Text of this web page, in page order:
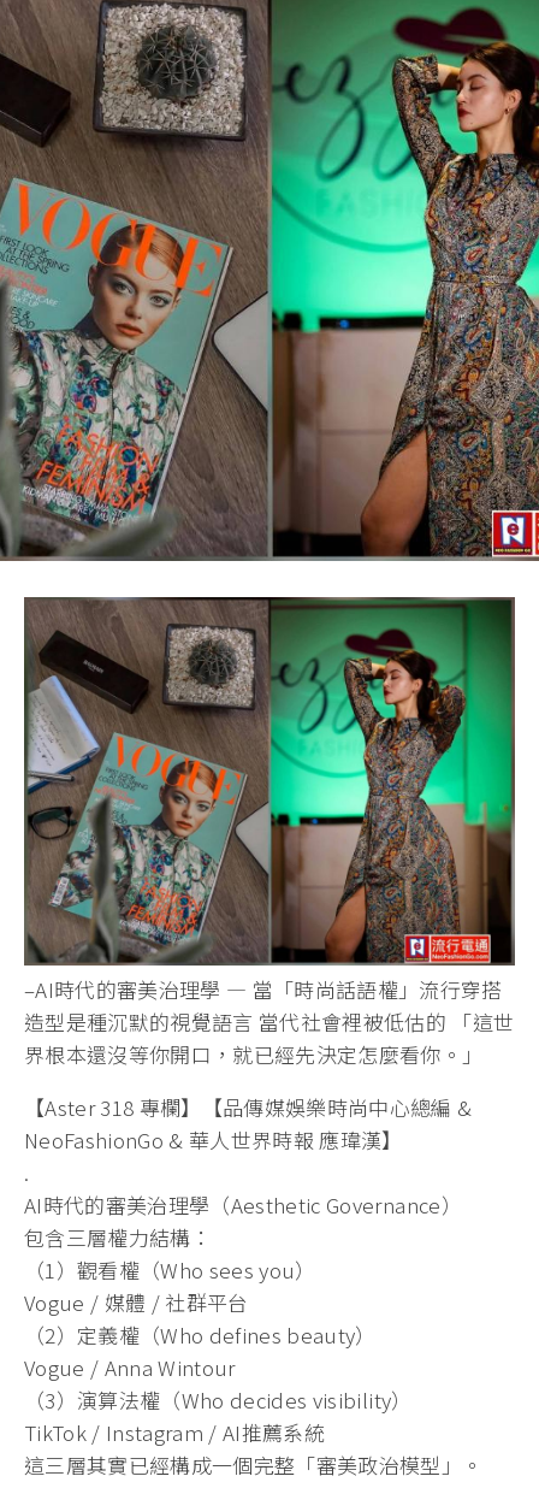
–AI時代的審美治理學 — 當「時尚話語權」流行穿搭
造型是種沉默的視覺語言 當代社會裡被低估的 「這世
界根本還沒等你開口，就已經先決定怎麼看你。」
【Aster 318 專欄】【品傳媒娛樂時尚中心總編 &
NeoFashionGo & 華人世界時報 應瑋漢】
.
AI時代的審美治理學（Aesthetic Governance）
包含三層權力結構：
（1）觀看權（Who sees you）
Vogue / 媒體 / 社群平台
（2）定義權（Who defines beauty）
Vogue / Anna Wintour
（3）演算法權（Who decides visibility）
TikTok / Instagram / AI推薦系統
這三層其實已經構成一個完整「審美政治模型」。